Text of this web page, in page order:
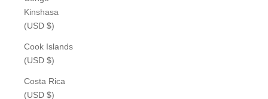
Kinshasa
(USD $)
Cook Islands
(USD $)
Costa Rica
(USD $)